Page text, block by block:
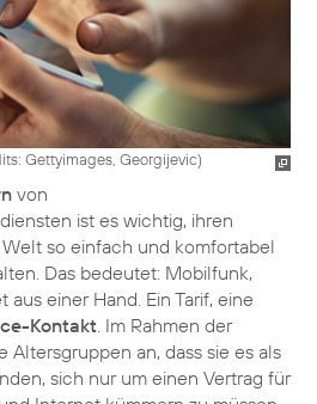
Gettyimages, Georgijevic)
von
ist es wichtig, ihren
so einfach und komfortabel
Das bedeutet: Mobilfunk,
einer Hand. Ein Tarif, eine
Kontakt . Im Rahmen der
Altersgruppen an, dass sie es als
sich nur um einen Vertrag für